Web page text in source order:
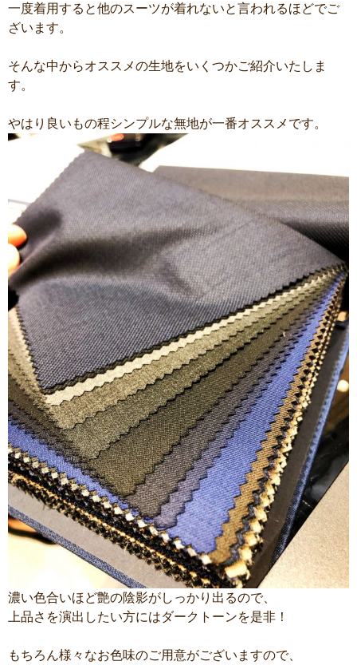
一度着用すると他のスーツが着れないと言われるほどでご
ざいます。
そんな中からオススメの生地をいくつかご紹介いたしま
す。
やはり良いもの程シンプルな無地が一番オススメです。
濃い色合いほど艶の陰影がしっかり出るので、
上品さを演出したい方にはダークトーンを是非！
もちろん様々なお色味のご用意がございますので、